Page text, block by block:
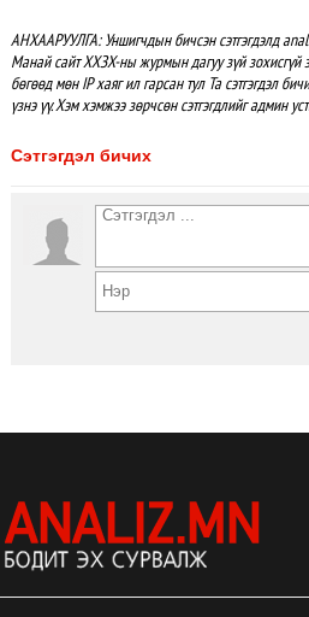
АНХААРУУЛГА: Уншигчдын бичсэн сэтгэгдэлд
Манай сайт ХХЗХ-ны журмын дагуу зүй зохисгүй
бөгөөд мөн IP хаяг ил гарсан тул Та сэтгэгдэл
үзнэ үү. Хэм хэмжээ зөрчсөн сэтгэгдлийг админ
Сэтгэгдэл бичих